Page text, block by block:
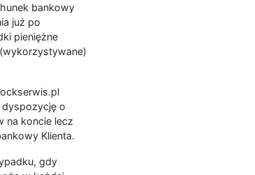
bankowy
już po
pieniężne
dyspozycję o
na koncie lecz
Klienta.
gdy